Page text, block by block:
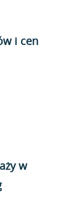
i cen
w